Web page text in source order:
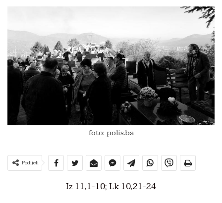
foto: polis.ba
Podijeli
Iz 11,1-10; Lk 10,21-24